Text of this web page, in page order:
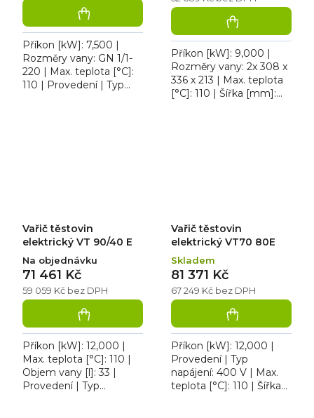
Příkon [kW]: 7,500 |
Rozměry vany: GN 1/1-
220 | Max. teplota [°C]:
110 | Provedení | Typ
Příkon [kW]: 9,000 |
Rozměry vany: 2x 308 x
336 x 213 | Max. teplota
[°C]: 110 | Šířka [mm]:
Vařič těstovin
elektrický VT 90/40 E
Na objednávku
59 059 Kč bez DPH
71 461 Kč
Příkon [kW]: 12,000 |
Max. teplota [°C]: 110 |
Objem vany [l]: 33 |
Provedení | Typ
Vařič těstovin
elektrický VT70 80E
Skladem
67 249 Kč bez DPH
81 371 Kč
Příkon [kW]: 12,000 |
Provedení | Typ
napájení: 400 V | Max.
teplota [°C]: 110 | Šířka